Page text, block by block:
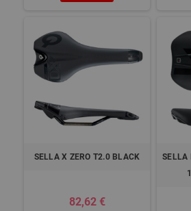
SELLA X ZERO T2.0 BLACK
82,62 €
SELLA